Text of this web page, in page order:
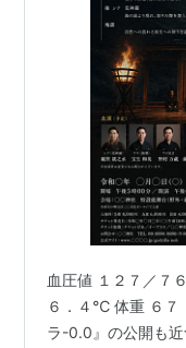
血圧値 １２７／７
６．４℃ 体重 ６７
ラ-0.0』の公開も